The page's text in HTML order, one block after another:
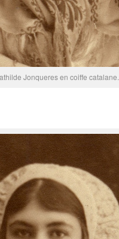
Jonqueres en coiffe catalane.